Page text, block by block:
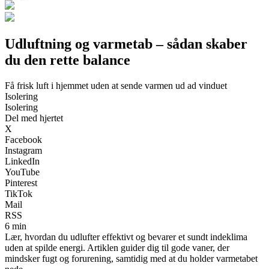
Udluftning og varmetab – sådan skaber
du den rette balance
Få frisk luft i hjemmet uden at sende varmen ud ad vinduet
Isolering
Isolering
Del med hjertet
X
Facebook
Instagram
LinkedIn
YouTube
Pinterest
TikTok
Mail
RSS
6 min
Lær, hvordan du udlufter effektivt og bevarer et sundt indeklima
uden at spilde energi. Artiklen guider dig til gode vaner, der
mindsker fugt og forurening, samtidig med at du holder varmetabet